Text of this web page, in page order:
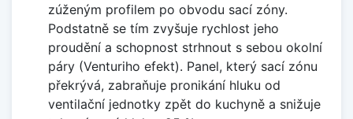
zúženým profilem po obvodu sací zóny.
Podstatně se tím zvyšuje rychlost jeho
proudění a schopnost strhnout s sebou okolní
páry (Venturiho efekt). Panel, který sací zónu
překrývá, zabraňuje pronikání hluku od
ventilační jednotky zpět do kuchyně a snižuje